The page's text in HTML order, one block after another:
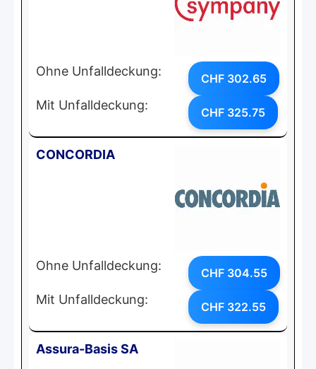
Ohne Unfalldeckung: CHF 302.65
Mit Unfalldeckung: CHF 325.75
CONCORDIA
Ohne Unfalldeckung: CHF 304.55
Mit Unfalldeckung: CHF 322.55
Assura-Basis SA